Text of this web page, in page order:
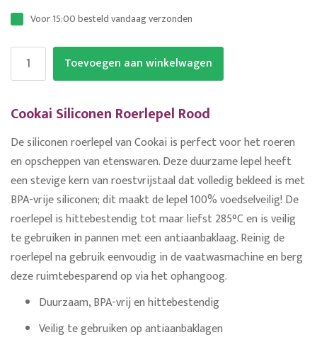
afbeeldingen-
Voor 15:00 besteld vandaag verzonden
Toevoegen aan winkelwagen
Cookai Siliconen Roerlepel Rood
De siliconen roerlepel van Cookai is perfect voor het roeren
en opscheppen van etenswaren. Deze duurzame lepel heeft
een stevige kern van roestvrijstaal dat volledig bekleed is met
BPA-vrije siliconen; dit maakt de lepel 100% voedselveilig! De
roerlepel is hittebestendig tot maar liefst 285°C en is veilig
te gebruiken in pannen met een antiaanbaklaag. Reinig de
roerlepel na gebruik eenvoudig in de vaatwasmachine en berg
deze ruimtebesparend op via het ophangoog.
Duurzaam, BPA-vrij en hittebestendig
Veilig te gebruiken op antiaanbaklagen